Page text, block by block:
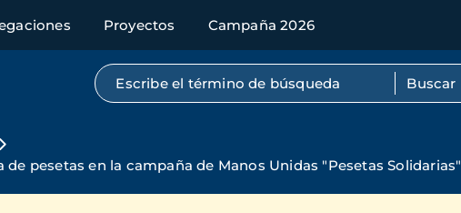
Proyectos Campaña 2026
Búsqueda por texto completo
pesetas en la campaña de Manos Unidas "Pesetas Solidarias"